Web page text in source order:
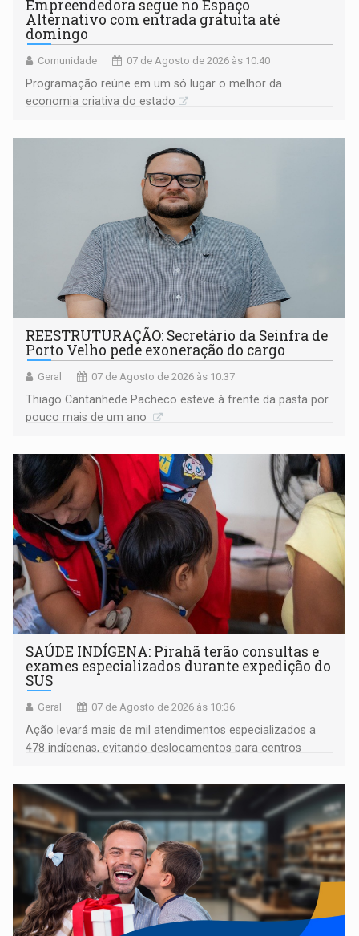
Empreendedora segue no Espaço
Alternativo com entrada gratuita até
domingo
Comunidade 07 de Agosto de 2026 às 10:40
Programação reúne em um só lugar o melhor da
economia criativa do estado
REESTRUTURAÇÃO: Secretário da Seinfra de
Porto Velho pede exoneração do cargo
Geral 07 de Agosto de 2026 às 10:37
Thiago Cantanhede Pacheco esteve à frente da pasta por
pouco mais de um ano
SAÚDE INDÍGENA: Pirahã terão consultas e
exames especializados durante expedição do
SUS
Geral 07 de Agosto de 2026 às 10:36
Ação levará mais de mil atendimentos especializados a
478 indígenas, evitando deslocamentos para centros